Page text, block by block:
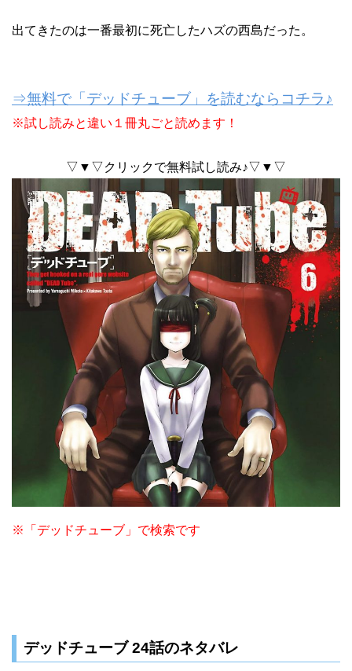
出てきたのは一番最初に死亡したハズの西島だった。
⇒無料で「デッドチューブ」を読むならコチラ♪
※試し読みと違い１冊丸ごと読めます！
▽▼▽クリックで無料試し読み♪▽▼▽
※「デッドチューブ」で検索です
デッドチューブ 24話のネタバレ